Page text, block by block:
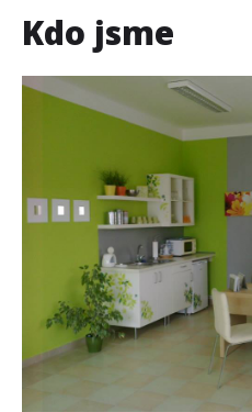
Pronájem techniky
Zemní stroje
Hutnící technika
Drobná mechanizace
Materiál
Provádíme
Galerie
Kdo jsme